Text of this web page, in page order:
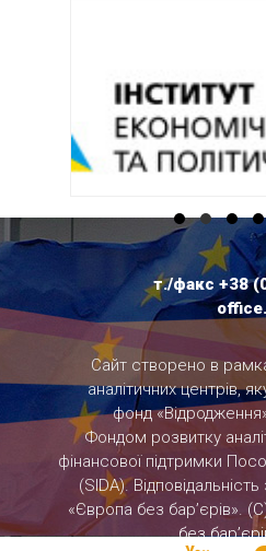
т./факс +38
Сайт створено в
аналітичних центрів,
фонд
Фондом розвитку
фінансової підтримки
(SIDA).
«Європа без бар’єрів».
без